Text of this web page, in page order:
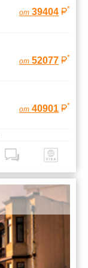
от 39404 *
от 52077 *
от 40901 *